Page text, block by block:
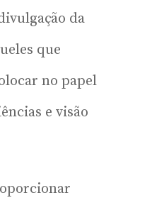
da
que
no papel
e visão